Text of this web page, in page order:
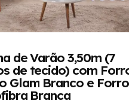
de Varão 3,50m (7
de tecido) com
Glam Branco e
Branca